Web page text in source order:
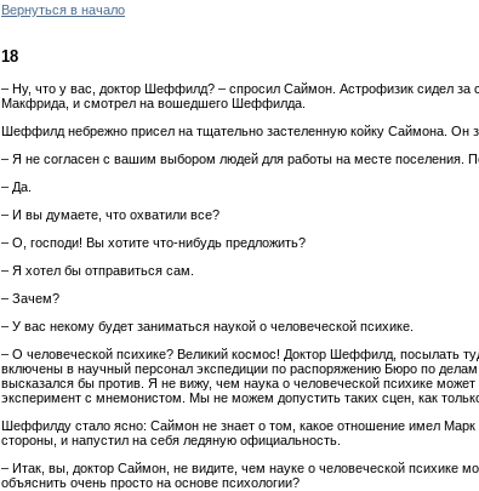
Вернуться в начало
18
– Ну, что у вас, доктор Шеффилд? – спросил Саймон. Астрофизик сидел за
Макфрида, и смотрел на вошедшего Шеффилда.
Шеффилд небрежно присел на тщательно застеленную койку Саймона. Он
– Я не согласен с вашим выбором людей для работы на месте поселения.
– Да.
– И вы думаете, что охватили все?
– О, господи! Вы хотите что-нибудь предложить?
– Я хотел бы отправиться сам.
– Зачем?
– У вас некому будет заниматься наукой о человеческой психике.
– О человеческой психике? Великий космос! Доктор Шеффилд, посылать
включены в научный персонал экспедиции по распоряжению Бюро по
высказался бы против. Я не вижу, чем наука о человеческой психике
эксперимент с мнемонистом. Мы не можем допустить таких сцен, как
Шеффилду стало ясно: Саймон не знает о том, какое отношение имел
стороны, и напустил на себя ледяную официальность.
– Итак, вы, доктор Саймон, не видите, чем науке о человеческой психике
объяснить очень просто на основе психологии?